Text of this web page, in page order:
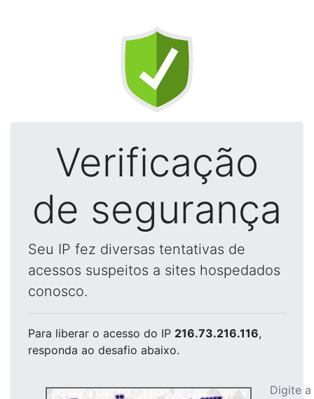
Verificação
de segurança
Seu IP fez diversas tentativas de
acessos suspeitos a sites hospedados
conosco.
Para liberar o acesso do IP 216.73.216.116,
responda ao desafio abaixo.
Digite